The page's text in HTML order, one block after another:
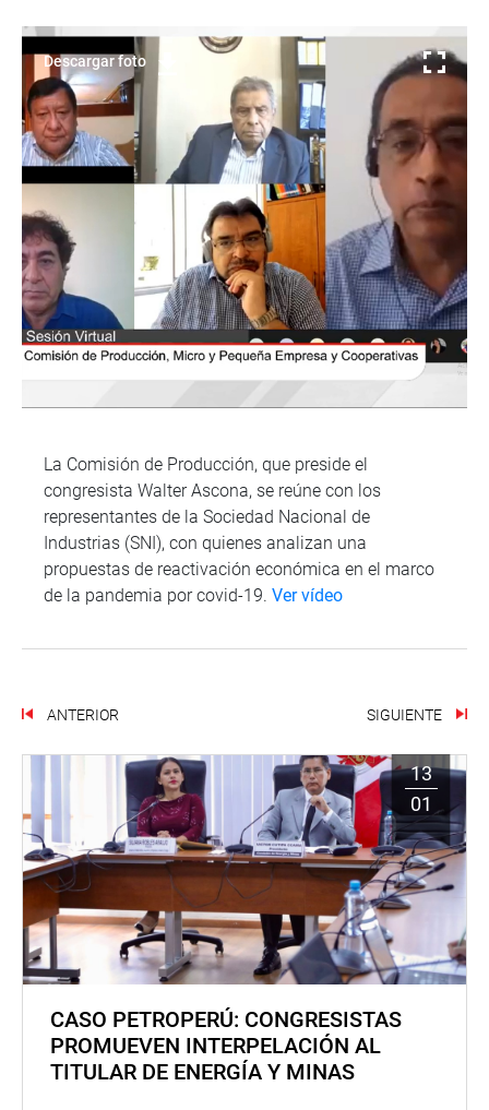
Descargar foto
La Comisión de Producción, que preside el
congresista Walter Ascona, se reúne con los
representantes de la Sociedad Nacional de
Industrias (SNI), con quienes analizan una
propuestas de reactivación económica en el marco
de la pandemia por covid-19. Ver vídeo
ANTERIOR SIGUIENTE
13
01
CASO PETROPERÚ: CONGRESISTAS
PROMUEVEN INTERPELACIÓN AL
TITULAR DE ENERGÍA Y MINAS